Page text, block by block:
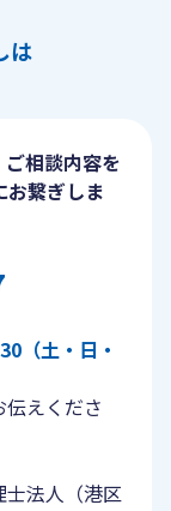
は
相談内容を
お繋ぎしま
（土・日・
えくださ
士法人（港区